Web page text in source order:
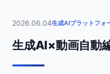
2026.06.04生成AIプラットフォ
生成AI×動画自動